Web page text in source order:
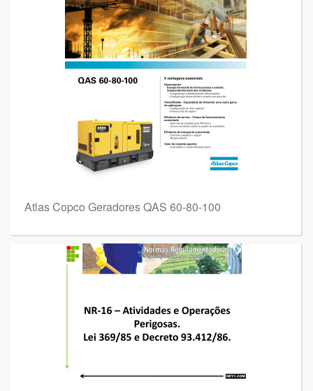
Atlas Copco Geradores QAS 60-80-100